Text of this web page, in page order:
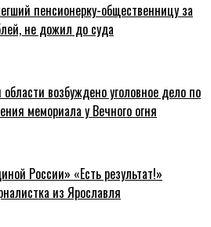
пенсионерку-общественницу за
не дожил до суда
возбуждено уголовное дело по
мемориала у Вечного огня
России» «Есть результат!»
из Ярославля